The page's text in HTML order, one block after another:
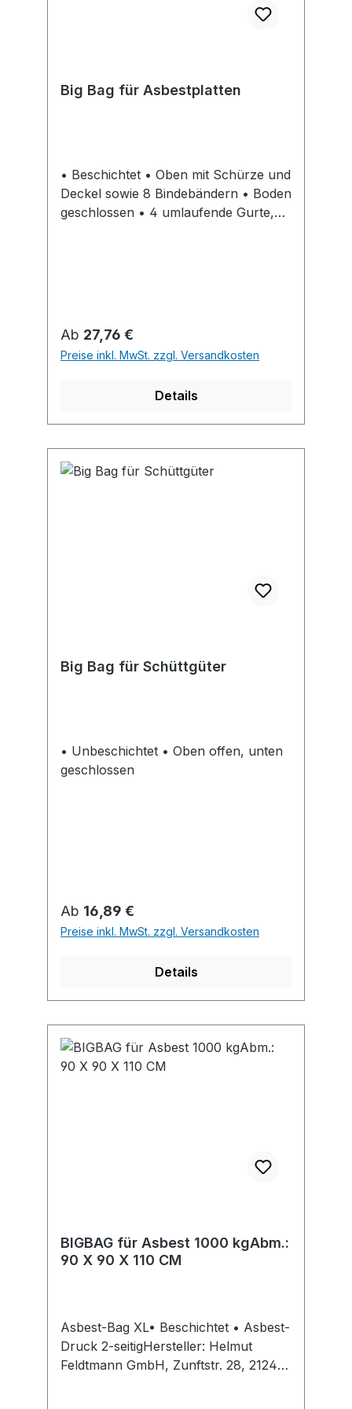
Big Bag für Asbestplatten
• Beschichtet • Oben mit Schürze und
Deckel sowie 8 Bindebändern • Boden
geschlossen • 4 umlaufende Gurte,
Regulärer Preis:
Ab 27,76 €
Preise inkl. MwSt. zzgl. Versandkosten
Details
Big Bag für Schüttgüter
• Unbeschichtet • Oben offen, unten
geschlossen
Regulärer Preis:
Ab 16,89 €
Preise inkl. MwSt. zzgl. Versandkosten
Details
BIGBAG für Asbest 1000 kgAbm.:
90 X 90 X 110 CM
Asbest-Bag XL• Beschichtet • Asbest-
Druck 2-seitigHersteller: Helmut
Feldtmann GmbH, Zunftstr. 28, 21244